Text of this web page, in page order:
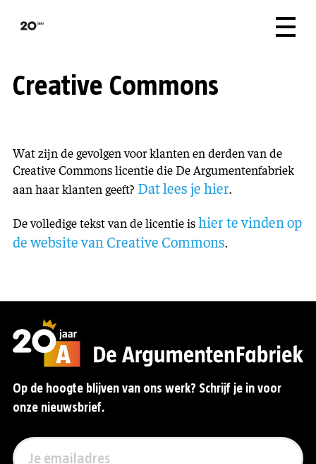
Creative Commons
Wat zijn de gevolgen voor klanten en derden van de
Creative Commons licentie die De Argumentenfabriek
aan haar klanten geeft? Dat lees je hier.
De volledige tekst van de licentie ishier te vinden op
de website van Creative Commons.
Op de hoogte blijven van ons werk? Schrijf je in voor
onze nieuwsbrief.